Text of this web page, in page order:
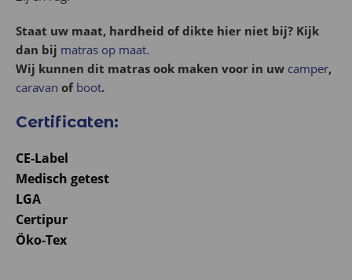
Staat uw maat, hardheid of dikte hier niet bij? Kijk
dan bij matras op maat.
Wij kunnen dit matras ook maken voor in uw camper,
caravan of boot.
Certificaten:
CE-Label
Medisch getest
LGA
Certipur
Öko-Tex